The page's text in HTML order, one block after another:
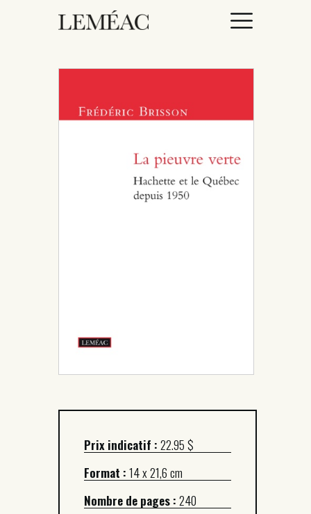
ACCUEIL
CATALOGUE
AUTEURICES
Prix indicatif :22.95 $
Format :14 x 21,6 cm
Nombre de pages :240